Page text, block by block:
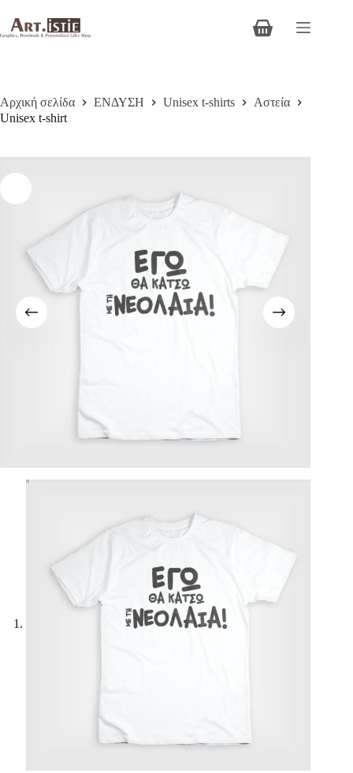
στο
περιεχόμενο
Καλάθι
Αρχική σελίδα ΕΝΔΥΣΗ Unisex t-shirts
Αστεία
Unisex t-shirt